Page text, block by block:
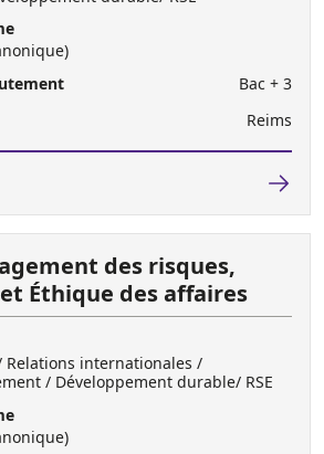
Bac + 3
Reims
des risques,
Éthique des affaires
Relations internationales /
/ Développement durable/ RSE